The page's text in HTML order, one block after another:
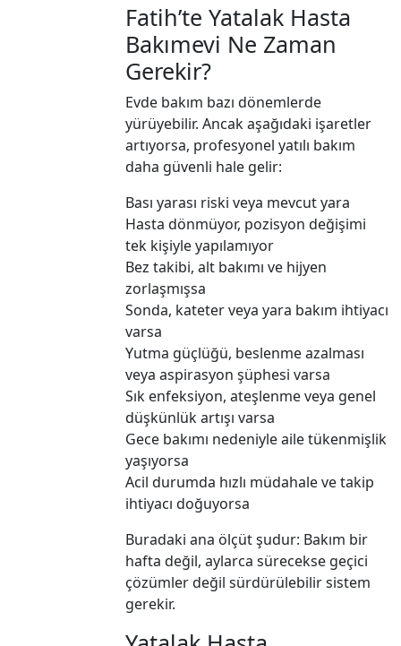
Fatih’te Yatalak Hasta
Bakımevi Ne Zaman
Gerekir?
Evde bakım bazı dönemlerde
yürüyebilir. Ancak aşağıdaki işaretler
artıyorsa, profesyonel yatılı bakım
daha güvenli hale gelir:
Bası yarası riski veya mevcut yara
Hasta dönmüyor, pozisyon değişimi
tek kişiyle yapılamıyor
Bez takibi, alt bakımı ve hijyen
zorlaşmışsa
Sonda, kateter veya yara bakım ihtiyacı
varsa
Yutma güçlüğü, beslenme azalması
veya aspirasyon şüphesi varsa
Sık enfeksiyon, ateşlenme veya genel
düşkünlük artışı varsa
Gece bakımı nedeniyle aile tükenmişlik
yaşıyorsa
Acil durumda hızlı müdahale ve takip
ihtiyacı doğuyorsa
Buradaki ana ölçüt şudur: Bakım bir
hafta değil, aylarca sürecekse geçici
çözümler değil sürdürülebilir sistem
gerekir.